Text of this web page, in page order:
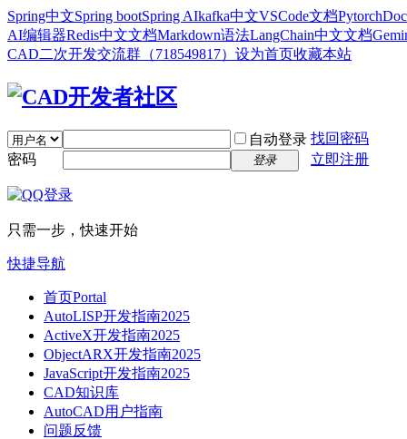
Spring中文Spring bootSpring AIkafka中文VSCode文档Pytorch
AI编辑器Redis中文文档Markdown语法LangChain中文文档
CAD二次开发交流群（718549817） 设为首页收藏本站
自动登录 找回密码
密码
登录 立即注册
只需一步，快速开始
快捷导航
首页Portal
AutoLISP开发指南2025
ActiveX开发指南2025
ObjectARX开发指南2025
JavaScript开发指南2025
CAD知识库
AutoCAD用户指南
问题反馈